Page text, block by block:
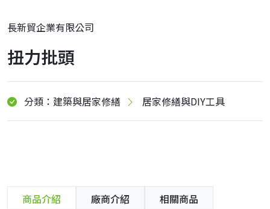
長新貿企業有限公司
扭力批頭
分類：建築與居家修繕 居家修繕與DIY工具
商品介紹 廠商介紹 相關商品